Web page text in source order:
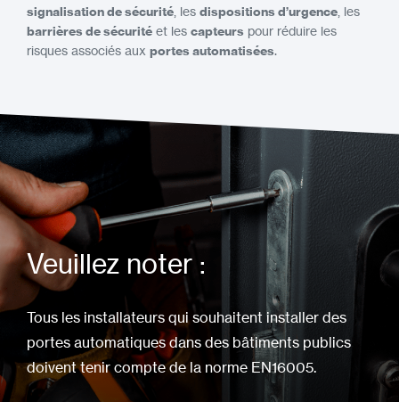
signalisation de sécurité , les dispositions d’urgence , les
barrières de sécurité et les capteurs pour réduire les
risques associés aux portes automatisées.
Veuillez noter :
Tous les installateurs qui souhaitent installer des
portes automatiques dans des bâtiments publics
doivent tenir compte de la norme EN16005.